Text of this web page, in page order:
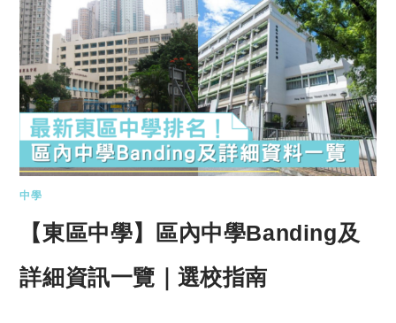
中學
【東區中學】區內中學Banding及
詳細資訊一覽｜選校指南